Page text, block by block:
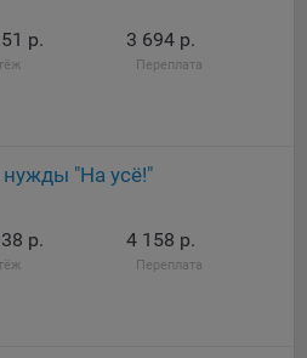
можно ознакомиться,
ведущим на
сайтов основных браузеров:
р. 3 694 р.
Переплата
нужды "На усё!"
р. 4 158 р.
Переплата